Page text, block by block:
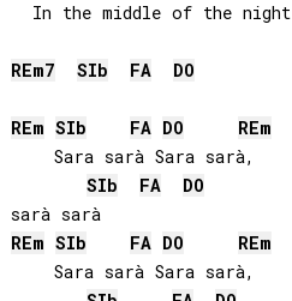
  In the middle of the night
REm7 SIb FA DO
REm SIb FA DO REm
    Sara sarà Sara sarà,
SIb
FA
DO
sarà sarà
REm SIb FA DO REm
    Sara sarà Sara sarà,